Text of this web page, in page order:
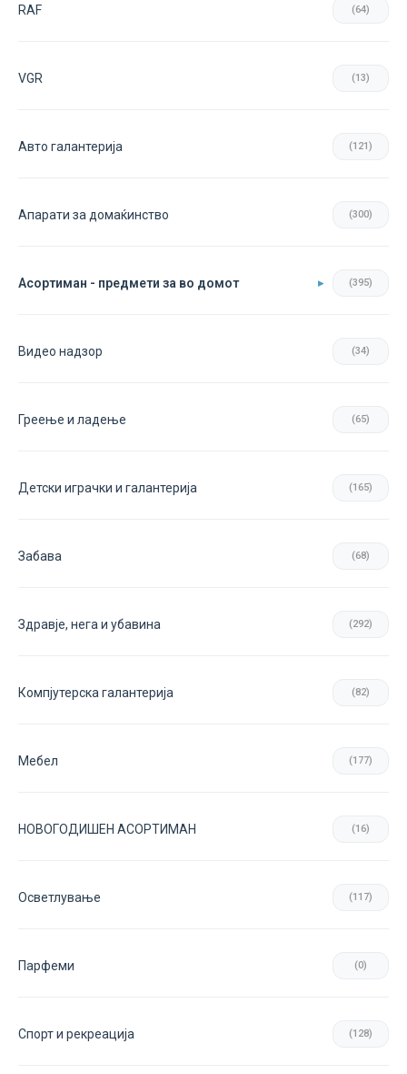
RAF (64)
VGR (13)
Авто галантерија (121)
Апарати за домаќинство (300)
Асортиман - предмети за во домот (395)
Видео надзор (34)
Греење и ладење (65)
Детски играчки и галантерија (165)
Забава (68)
Здравје, нега и убавина (292)
Компјутерска галантерија (82)
Мебел (177)
НОВОГОДИШЕН АСОРТИМАН (16)
Осветлување (117)
Парфеми (0)
Спорт и рекреација (128)